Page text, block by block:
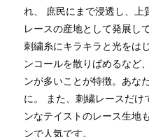
れ、 庶民にまで浸透し、上
レースの産地として発展し
刺繍糸にキラキラと光をは
ンコールを散りばめるなど
ンが多いことが特徴。あな
に。 また、刺繍レースだけ
ンなテイストのレース生地
ンで人気です。